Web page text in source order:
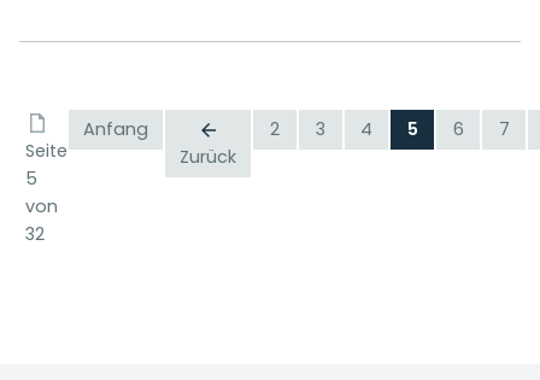
Seite
5
von
32
Anfang
Zurück
2 3 4 5 6 7